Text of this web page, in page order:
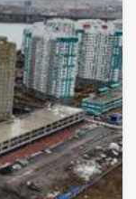
«Роев ручей».
1450 метров
Базаиха с
речного
арены. Сеть
по всему